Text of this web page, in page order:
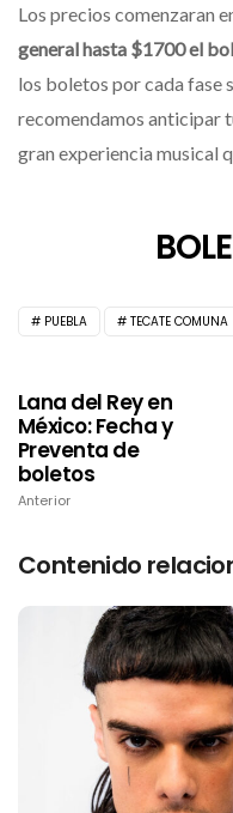
Los precios comenzaran
general hasta $1700 el
los boletos por cada fase
recomendamos anticipar
gran experiencia musical
PUEBLA TECATE COMUNA
Lana del Rey en
México: Fecha y
Preventa de
boletos
Anterior
Contenido